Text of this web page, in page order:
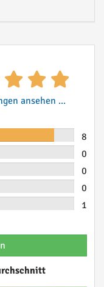
ansehen ...
8
0
0
0
1